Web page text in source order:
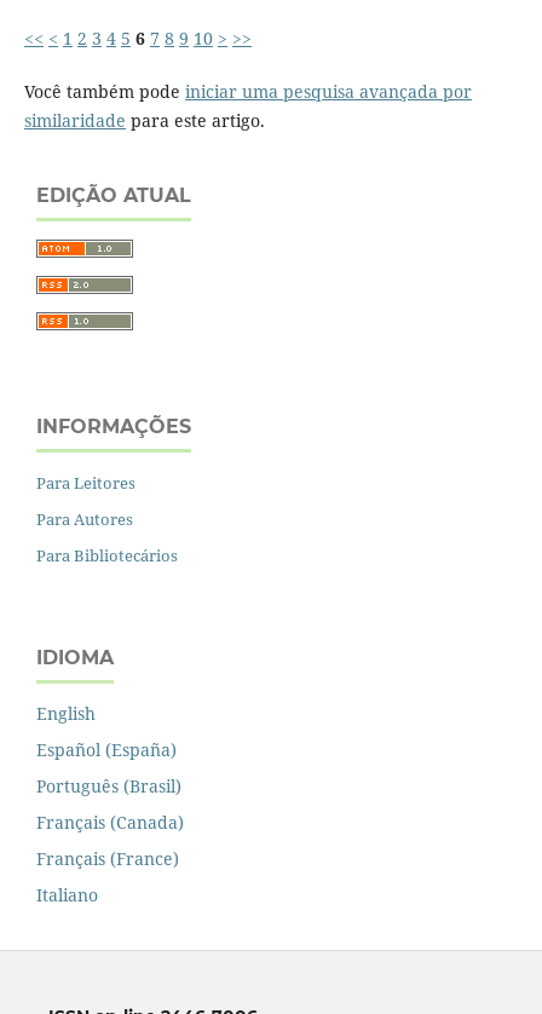
<< < 1 2 3 4 5 6 7 8 9 10 > >>
Você também pode iniciar uma pesquisa avançada por
similaridade para este artigo.
EDIÇÃO ATUAL
INFORMAÇÕES
Para Leitores
Para Autores
Para Bibliotecários
IDIOMA
English
Español (España)
Português (Brasil)
Français (Canada)
Français (France)
Italiano